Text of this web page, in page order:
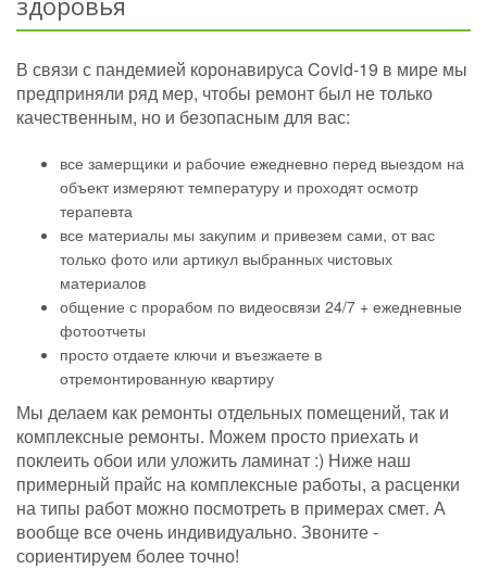
В связи с пандемией коронавируса Covid-19 в мире мы
предприняли ряд мер, чтобы ремонт был не только
качественным, но и безопасным для вас:
все замерщики и рабочие ежедневно перед выездом на
объект измеряют температуру и проходят осмотр
терапевта
все материалы мы закупим и привезем сами, от вас
только фото или артикул выбранных чистовых
материалов
общение с прорабом по видеосвязи 24/7 + ежедневные
фотоотчеты
просто отдаете ключи и въезжаете в
отремонтированную квартиру
Мы делаем как ремонты отдельных помещений, так и
комплексные ремонты. Можем просто приехать и
поклеить обои или уложить ламинат :) Ниже наш
примерный прайс на комплексные работы, а расценки
на типы работ можно посмотреть в примерах смет. А
вообще все очень индивидуально. Звоните -
сориентируем более точно!